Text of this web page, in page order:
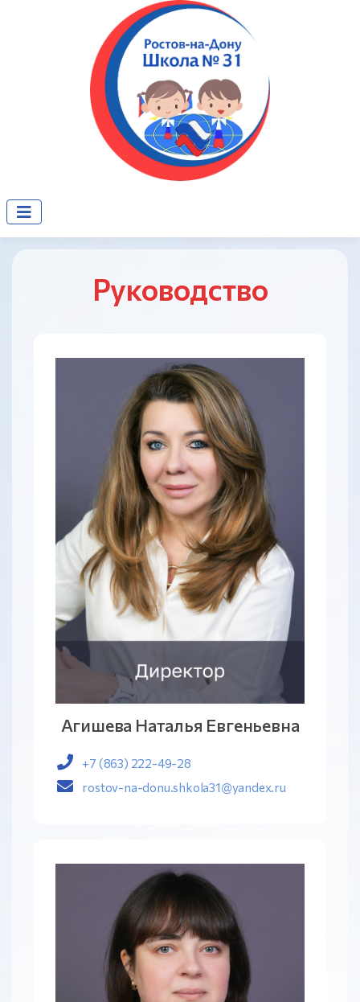
Руководство
Агишева Наталья Евгеньевна
+7 (863) 222-49-28
rostov-na-donu.shkola31@yandex.ru